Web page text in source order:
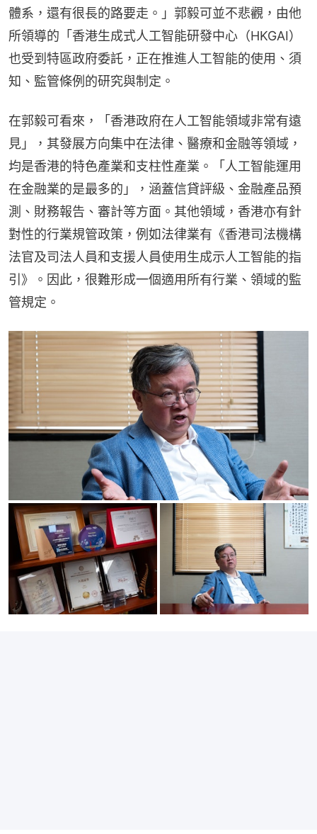
體系，還有很長的路要走。」郭毅可並不悲觀，由他
所領導的「香港生成式人工智能研發中心（HKGAI）
也受到特區政府委託，正在推進人工智能的使用、須
知、監管條例的研究與制定。
在郭毅可看來，「香港政府在人工智能領域非常有遠
見」，其發展方向集中在法律、醫療和金融等領域，
均是香港的特色產業和支柱性產業。「人工智能運用
在金融業的是最多的」，涵蓋信貸評級、金融產品預
測、財務報告、審計等方面。其他領域，香港亦有針
對性的行業規管政策，例如法律業有《香港司法機構
法官及司法人員和支援人員使用生成示人工智能的指
引》。因此，很難形成一個適用所有行業、領域的監
管規定。